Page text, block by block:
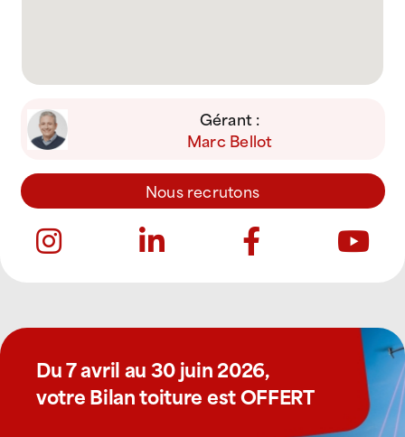
Gérant :
Marc Bellot
Nous recrutons
Du 7 avril au 30 juin 2026,
votre Bilan toiture est OFFERT